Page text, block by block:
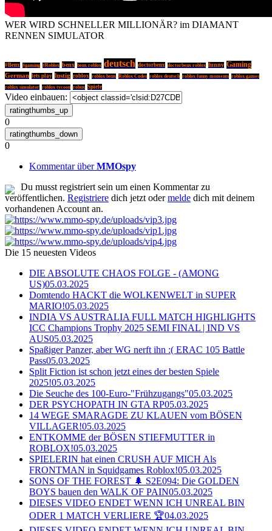
WER WIRD SCHNELLER MILLIONÄR? im DIAMANT
RENNEN SIMULATOR
#Benx #gaming #Roblox benx benx roblox deutsch doctorbenx doctorbenx roblox funny Gaming
German lets play lustig roblox roblox benx Roblox Codes roblox deutsch roblox funny moments roblox games
roblox simulator roblox tycoon robux Spiele
Video einbauen:
0
0
Kommentar überMMOspy
Du musst registriert sein um einen Kommentar zu
veröffentlichen. Registriere dich jetzt odermelde dich mit deinem
vorhandenen Account an.
Die 15 neuesten Videos
DIE ABSOLUTE CHAOS FOLGE - (AMONG
US)05.03.2025
Domtendo HACKT die WOLKENWELT in SUPER
MARIO!05.03.2025
INDIA VS AUSTRALIA FULL MATCH HIGHLIGHTS
ICC Champions Trophy 2025 SEMI FINAL | IND VS
AUS05.03.2025
Spaßiger Panzer, aber WG nerft ihn :( ERAC 105 Battle
Pass05.03.2025
Split Fiction ist schon jetzt eines der besten Spiele
2025!05.03.2025
Die Seuche des 100-Euro-"Frühzugangs"05.03.2025
DER PSYCHOPATH IN GTA RP05.03.2025
14 WEGE SMARAGDE ZU KLAUEN vom BÖSEN
VILLAGER!05.03.2025
ENTKOMME der BÖSEN STIEFMUTTER in
ROBLOX!05.03.2025
SPIELERIN hat einen CRUSH AUF MICH Als
FRONTMAN in Squidgames Roblox!05.03.2025
SONS OF THE FOREST 🌲 S2E094: Die GOLDEN
BOYS bauen den WALK OF PAIN05.03.2025
DIESES VIDEO ENDET WENN ICH UNREAL BIN
ODER 1 MATCH VERLIERE 🏆04.03.2025